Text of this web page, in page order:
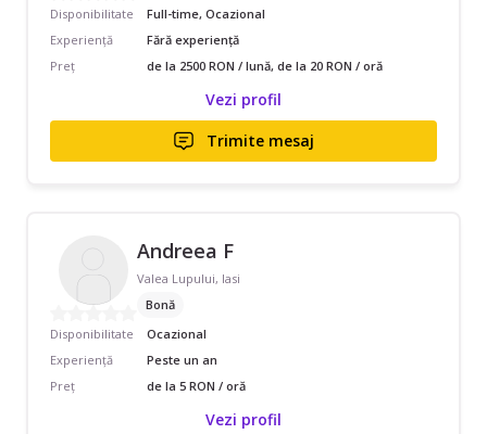
Disponibilitate
Full-time, Ocazional
Experiență
Fără experiență
Preț
de la 2500 RON / lună, de la 20 RON / oră
Vezi profil
Trimite mesaj
Andreea F
Valea Lupului, Iasi
Bonă
Disponibilitate
Ocazional
Experiență
Peste un an
Preț
de la 5 RON / oră
Vezi profil